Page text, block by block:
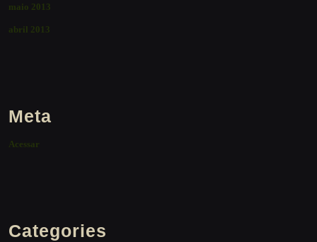
maio 2013
abril 2013
Meta
Acessar
Categories